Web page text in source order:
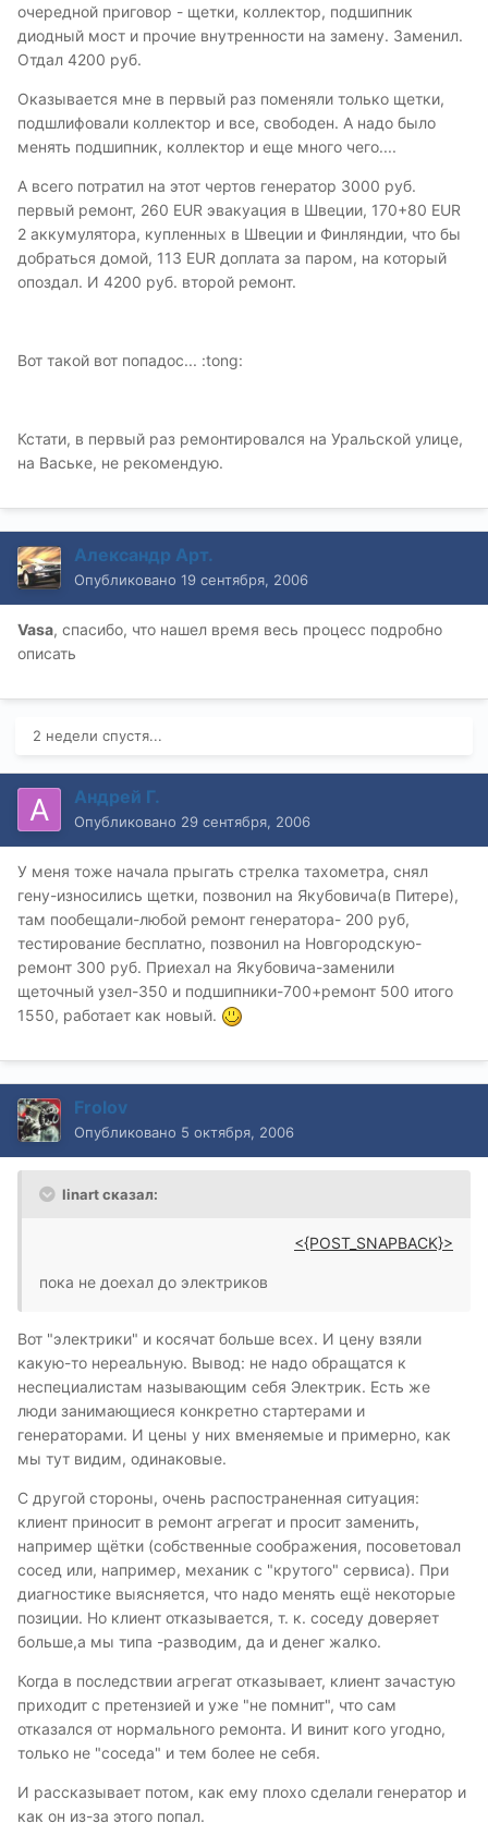
очередной приговор - щетки, коллектор, подшипник
диодный мост и прочие внутренности на замену. Заменил.
Отдал 4200 руб.
Оказывается мне в первый раз поменяли только щетки,
подшлифовали коллектор и все, свободен. А надо было
менять подшипник, коллектор и еще много чего....
А всего потратил на этот чертов генератор 3000 руб.
первый ремонт, 260 EUR эвакуация в Швеции, 170+80 EUR
2 аккумулятора, купленных в Швеции и Финляндии, что бы
добраться домой, 113 EUR доплата за паром, на который
опоздал. И 4200 руб. второй ремонт.
Вот такой вот попадос... :tong:
Кстати, в первый раз ремонтировался на Уральской улице,
на Ваське, не рекомендую.
Александр Арт.
Опубликовано 19 сентября, 2006
Vasa, спасибо, что нашел время весь процесс подробно
описать
2 недели спустя...
Андрей Г.
Опубликовано 29 сентября, 2006
У меня тоже начала прыгать стрелка тахометра, снял
гену-износились щетки, позвонил на Якубовича(в Питере),
там пообещали-любой ремонт генератора- 200 руб,
тестирование бесплатно, позвонил на Новгородскую-
ремонт 300 руб. Приехал на Якубовича-заменили
щеточный узел-350 и подшипники-700+ремонт 500 итого
1550, работает как новый.
Frolov
Опубликовано 5 октября, 2006
linart сказал:
<{POST_SNAPBACK}>
пока не доехал до электриков
Вот "электрики" и косячат больше всех. И цену взяли
какую-то нереальную. Вывод: не надо обращатся к
неспециалистам называющим себя Электрик. Есть же
люди занимающиеся конкретно стартерами и
генераторами. И цены у них вменяемые и примерно, как
мы тут видим, одинаковые.
С другой стороны, очень распостраненная ситуация:
клиент приносит в ремонт агрегат и просит заменить,
например щётки (собственные соображения, посоветовал
сосед или, например, механик с "крутого" сервиса). При
диагностике выясняется, что надо менять ещё некоторые
позиции. Но клиент отказывается, т. к. соседу доверяет
больше,а мы типа -разводим, да и денег жалко.
Когда в последствии агрегат отказывает, клиент зачастую
приходит с претензией и уже "не помнит", что сам
отказался от нормального ремонта. И винит кого угодно,
только не "соседа" и тем более не себя.
И рассказывает потом, как ему плохо сделали генератор и
как он из-за этого попал.